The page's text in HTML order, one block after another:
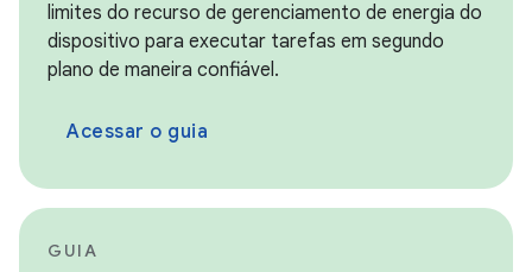
limites do recurso de gerenciamento de energia do
dispositivo para executar tarefas em segundo
plano de maneira confiável.
Acessar o guia
GUIA